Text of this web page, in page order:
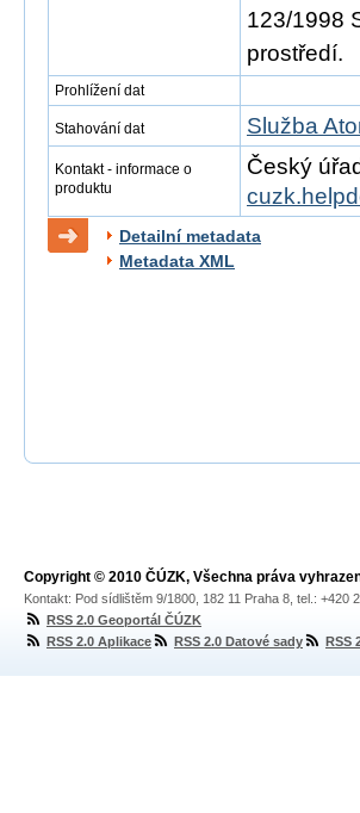
123/1998
prostředí.
Prohlížení dat
Stahování dat Služba
Kontakt - informace o
produktu
Český
Detailní metadata
Metadata XML
Copyright © 2010 ČÚZK, Všechna práva
Kontakt: Pod sídlištěm 9/1800, 182 11 Praha 8, tel.: +420
RSS 2.0 Geoportál ČÚZK
RSS 2.0 Aplikace
RSS 2.0 Datové sady RSS